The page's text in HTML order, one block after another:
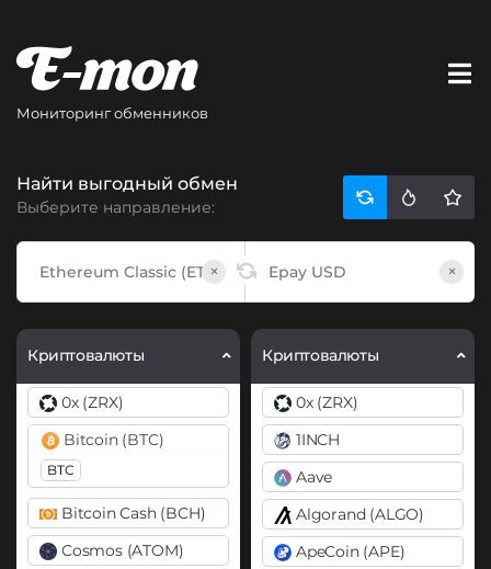
Мониторинг обменников
Найти выгодный обмен
Выберите направление:
× ×
Криптовалюты
0x (ZRX)
Bitcoin (BTC)
BTC
Bitcoin Cash (BCH)
Cosmos (ATOM)
Криптовалюты
0x (ZRX)
1INCH
Aave
Algorand (ALGO)
ApeCoin (APE)